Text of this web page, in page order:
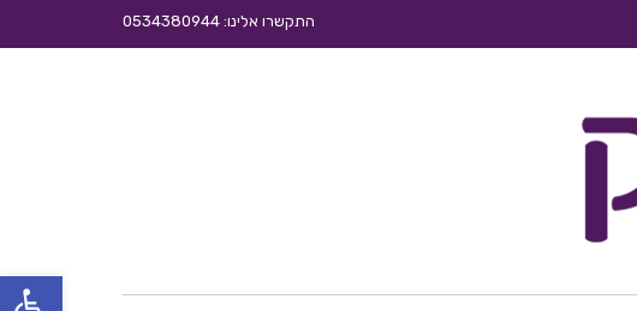
פתח
התקשרו אלינו: 0534380944